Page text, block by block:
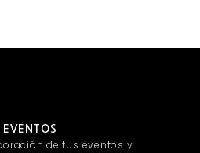
de tus eventos y